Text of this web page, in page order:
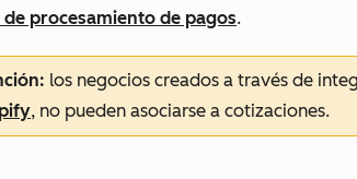
procesamiento de pagos.
los negocios creados a través de
, no pueden asociarse a cotizaciones.